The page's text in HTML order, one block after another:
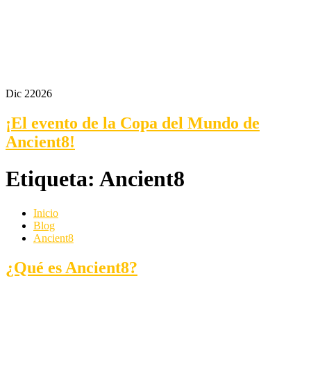
Dic 22026
¡El evento de la Copa del Mundo de
Ancient8!
Etiqueta: Ancient8
Inicio
Blog
Ancient8
¿Qué es Ancient8?